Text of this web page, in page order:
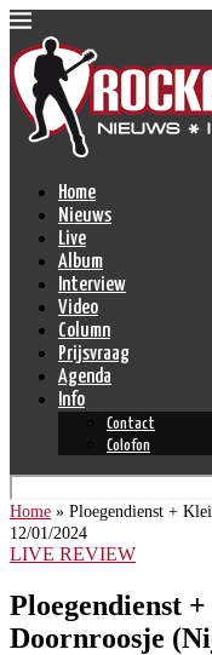
Home
Nieuws
Live
Album
Interview
Video
Column
Prijsvraag
Agenda
Info
Contact
Colofon
Home » Ploegendienst +
12/01/2024
LIVE REVIEW
Ploegendienst
Doornroosje